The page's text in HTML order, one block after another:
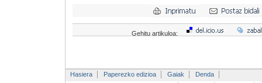
Gehitu artikuloa:
Hasiera Paperezko edizioa Gaiak
Denda